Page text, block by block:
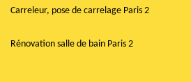
Carreleur, pose de carrelage Paris 2
Rénovation salle de bain Paris 2